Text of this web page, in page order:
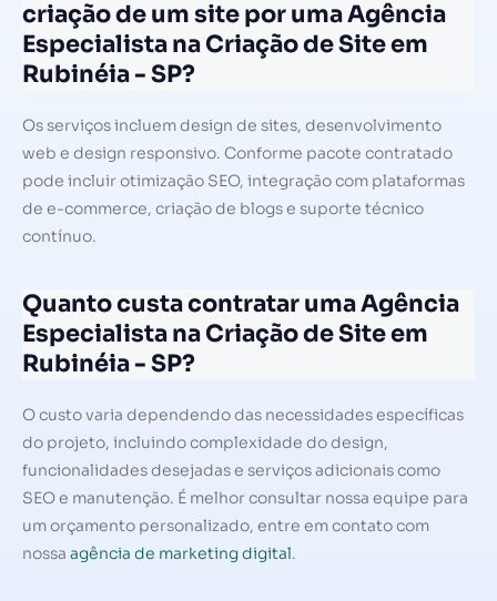
criação de um site por uma Agência
Especialista na Criação de Site em
Rubinéia - SP?
Os serviços incluem design de sites, desenvolvimento
web e design responsivo. Conforme pacote contratado
pode incluir otimização SEO, integração com plataformas
de e-commerce, criação de blogs e suporte técnico
contínuo.
Quanto custa contratar uma Agência
Especialista na Criação de Site em
Rubinéia - SP?
O custo varia dependendo das necessidades específicas
do projeto, incluindo complexidade do design,
funcionalidades desejadas e serviços adicionais como
SEO e manutenção. É melhor consultar nossa equipe para
um orçamento personalizado, entre em contato com
nossa agência de marketing digital.